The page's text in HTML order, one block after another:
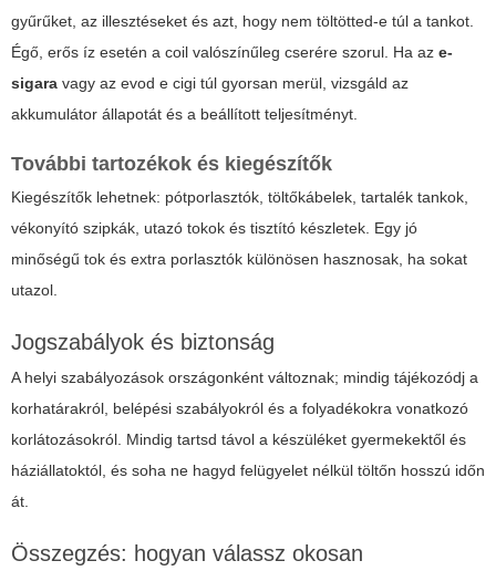
gyűrűket, az illesztéseket és azt, hogy nem töltötted-e túl a tankot.
Égő, erős íz esetén a coil valószínűleg cserére szorul. Ha az e-
sigara vagy az evod e cigi túl gyorsan merül, vizsgáld az
akkumulátor állapotát és a beállított teljesítményt.
További tartozékok és kiegészítők
Kiegészítők lehetnek: pótporlasztók, töltőkábelek, tartalék tankok,
vékonyító szipkák, utazó tokok és tisztító készletek. Egy jó
minőségű tok és extra porlasztók különösen hasznosak, ha sokat
utazol.
Jogszabályok és biztonság
A helyi szabályozások országonként változnak; mindig tájékozódj a
korhatárakról, belépési szabályokról és a folyadékokra vonatkozó
korlátozásokról. Mindig tartsd távol a készüléket gyermekektől és
háziállatoktól, és soha ne hagyd felügyelet nélkül töltőn hosszú időn
át.
Összegzés: hogyan válassz okosan